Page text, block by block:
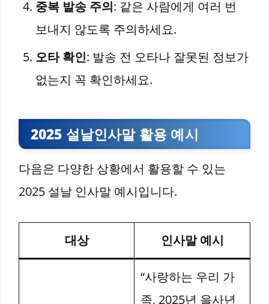
중복 발송 주의: 같은 사람에게 여러 번
보내지 않도록 주의하세요.
오타 확인: 발송 전 오타나 잘못된 정보가
없는지 꼭 확인하세요.
2025 설날인사말 활용 예시
다음은 다양한 상황에서 활용할 수 있는
2025 설날 인사말 예시입니다.
대상 인사말 예시
“사랑하는 우리 가
족, 2025년 을사년